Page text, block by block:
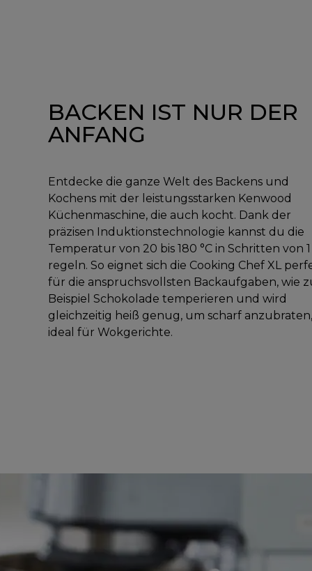
BACKEN IST NUR DER
ANFANG
Entdecke die ganze Welt des Backens und
Kochens mit der leistungsstarken Kenwood
Küchenmaschine, die auch kocht. Dank der
präzisen Induktionstechnologie kannst du die
Temperatur von 20 bis 180 °C in Schritten von 1
regeln. So eignet sich die Cooking Chef XL
für die anspruchsvollsten Backaufgaben, wie
Beispiel Schokolade temperieren und wird
gleichzeitig heiß genug, um scharf anzubraten,
ideal für Wokgerichte.